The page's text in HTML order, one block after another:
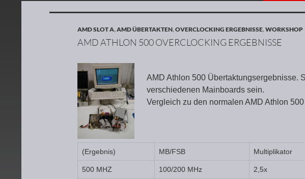
AMD SLOT A,AMD ÜBERTAKTEN,OVERCLOCKING ERGEBNISSE,WORKSHOP
AMD ATHLON 500 OVERCLOCKING ERGEBNISSE
AMD Athlon 500 Übertaktungsergebnisse.
verschiedenen Mainboards sein.
Vergleich zu den normalen AMD Athlon
(Ergebnis) MB/FSB Multiplikator
500 MHZ 100/200 MHz 2,5x